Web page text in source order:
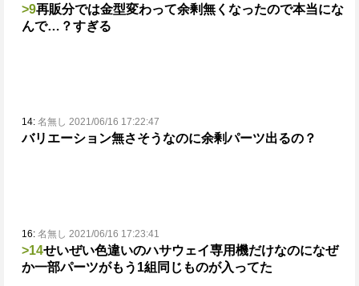
>9再販分では金型変わって余剰無くなったので本当にな
んで…？すぎる
14: 名無し 2021/06/16 17:22:47
バリエーション無さそうなのに余剰パーツ出るの？
16: 名無し 2021/06/16 17:23:41
>14せいぜい色違いのハサウェイ専用機だけなのになぜ
か一部パーツがもう1組同じものが入ってた